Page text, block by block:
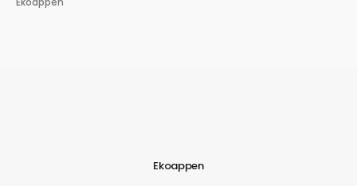
Ekoappen